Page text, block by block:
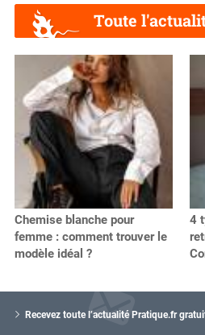
Toute
Chemise blanche pour
femme : comment trouver le
modèle idéal ?
4
Recevez toute l’actualité Pratique.fr
o